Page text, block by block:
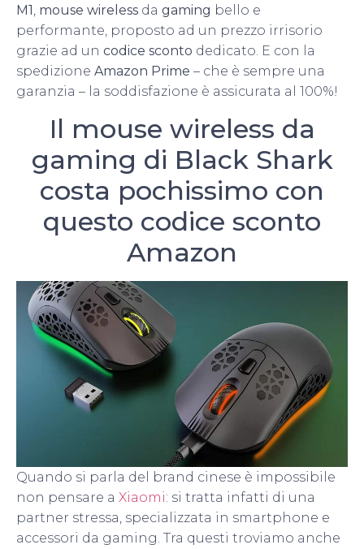
M1 , mouse wireless da gaming bello e
performante, proposto ad un prezzo irrisorio
grazie ad un codice sconto dedicato. E con la
spedizione Amazon Prime – che è sempre una
garanzia – la soddisfazione è assicurata al 100%!
Il mouse wireless da
gaming di Black Shark
costa pochissimo con
questo codice sconto
Amazon
Quando si parla del brand cinese è impossibile
non pensare a Xiaomi: si tratta infatti di una
partner stressa, specializzata in smartphone e
accessori da gaming. Tra questi troviamo anche